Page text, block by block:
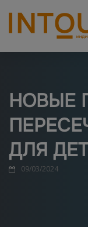
НОВЫЕ
ДЛЯ
09/03/2024